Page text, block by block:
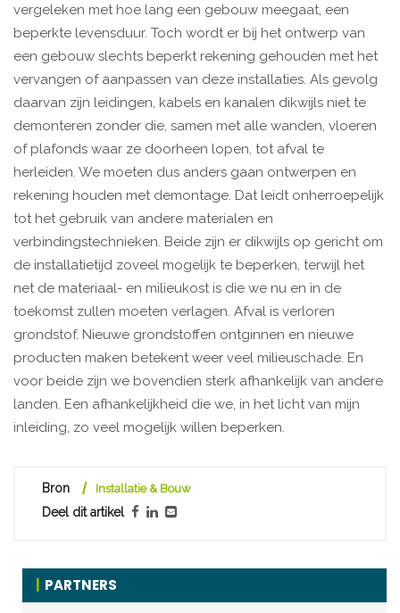
vergeleken met hoe lang een gebouw meegaat, een
beperkte levensduur. Toch wordt er bij het ontwerp van
een gebouw slechts beperkt rekening gehouden met het
vervangen of aanpassen van deze installaties. Als gevolg
daarvan zijn leidingen, kabels en kanalen dikwijls niet te
demonteren zonder die, samen met alle wanden, vloeren
of plafonds waar ze doorheen lopen, tot afval te
herleiden. We moeten dus anders gaan ontwerpen en
rekening houden met demontage. Dat leidt onherroepelijk
tot het gebruik van andere materialen en
verbindingstechnieken. Beide zijn er dikwijls op gericht om
de installatietijd zoveel mogelijk te beperken, terwijl het
net de materiaal- en milieukost is die we nu en in de
toekomst zullen moeten verlagen. Afval is verloren
grondstof. Nieuwe grondstoffen ontginnen en nieuwe
producten maken betekent weer veel milieuschade. En
voor beide zijn we bovendien sterk afhankelijk van andere
landen. Een afhankelijkheid die we, in het licht van mijn
inleiding, zo veel mogelijk willen beperken.
Bron Installatie & Bouw
Deel dit artikel
PARTNERS